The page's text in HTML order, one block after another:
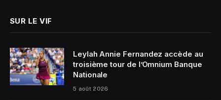
SUR LE VIF
Leylah Annie Fernandez accède au
troisième tour de l’Omnium Banque
Nationale
5 août 2026